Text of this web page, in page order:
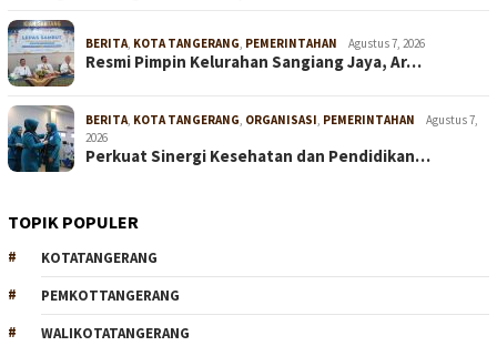
BERITA, KOTA TANGERANG, PEMERINTAHAN Agustus 7, 2026
Resmi Pimpin Kelurahan Sangiang Jaya, Ar…
BERITA, KOTA TANGERANG, ORGANISASI, PEMERINTAHAN
Agustus 7,
2026
Perkuat Sinergi Kesehatan dan Pendidikan…
TOPIK POPULER
KOTATANGERANG
PEMKOTTANGERANG
WALIKOTATANGERANG